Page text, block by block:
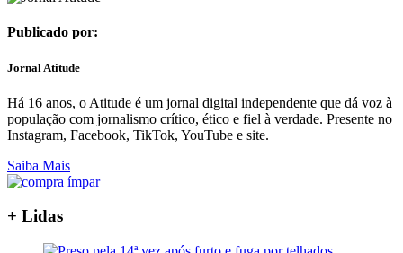
Publicado por:
Jornal Atitude
Há 16 anos, o Atitude é um jornal digital independente que dá voz à
população com jornalismo crítico, ético e fiel à verdade. Presente no
Instagram, Facebook, TikTok, YouTube e site.
Saiba Mais
+ Lidas